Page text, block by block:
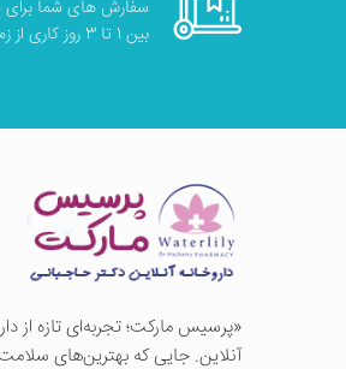
سفارش های شما برای
بین 1 تا 3 روز کاری از زمان ارسال تحویل میگردد.
«پرسيس ماركت؛ تجربه‌ای تازه از
آنلاین. جایی که بهترین‌های